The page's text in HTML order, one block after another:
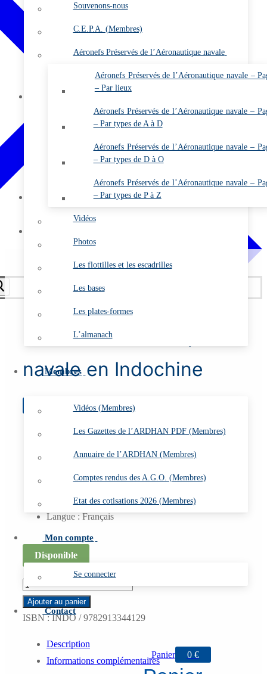
Souvenons-nous
C.E.P.A. (Membres)
Aéronefs Préservés de l’Aéronautique navale
Aéronefs Préservés de l’Aéronautique navale –
– Par lieux
Aéronefs Préservés de l’Aéronautique navale –
– Par types de A à D
Aéronefs Préservés de l’Aéronautique navale –
– Par types de D à O
Aéronefs Préservés de l’Aéronautique navale –
– Par types de P à Z
Vidéos
Photos
Les flottilles et les escadrilles
Les bases
Les plates-formes
L’almanach
Membres
Vidéos (Membres)
Les Gazettes de l’ARDHAN PDF (Membres)
Annuaire de l’ARDHAN (Membres)
Comptes rendus des A.G.O. (Membres)
Etat des cotisations 2026 (Membres)
Mon compte
Se connecter
Contact
Panier 0 €
Photos
Les flottilles et les escadrilles
L’almanach
Membres
Vidéos (Membres)
Les Gazettes de l’ARDHAN PDF (Membres)
Annuaire de l’ARDHAN (Membres)
Comptes rendus des A.G.O. (Membres)
Etat des cotisations 2026 (Membres)
Mon compte
Se connecter
L 22 – L’Aéronautique
navale en Indochine
Format : A4
Couverture : cartonnée
Nombre de pages : 520
Nombre d’illustrations : 536
Langue : Français
Disponible
quantité
de
L
L'Aéronautique
Ajouter au panier
ISBN :INDO / 9782913344129
Description
Informations complémentaires